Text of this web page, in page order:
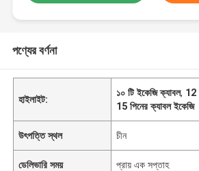
পণ্যের বর্ণনা
হাইলাইট:
১০ টি ইকেজি ক্যাবল, 12
15 পিনের ক্যাবল ইকেজি
উৎপত্তি স্থল চীন
ডেলিভারি সময় প্রায় এক সপ্তাহ